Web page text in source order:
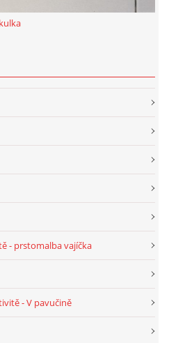
RECENZE
- prstomalba vajíčka
- V pavučině